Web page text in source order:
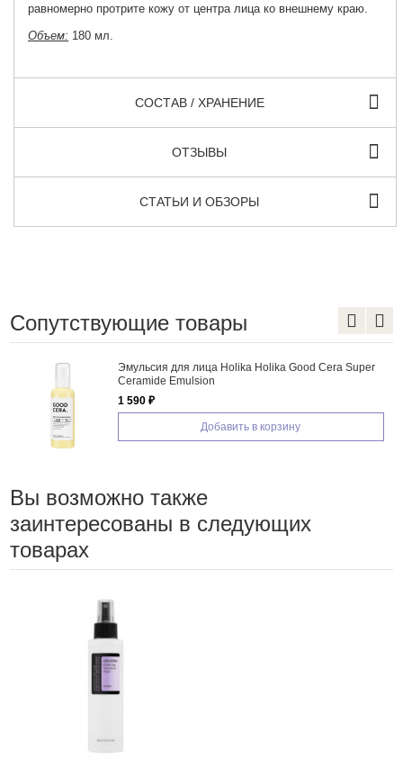
равномерно протрите кожу от центра лица ко внешнему краю.
Объем: 180 мл.
СОСТАВ / ХРАНЕНИЕ
ОТЗЫВЫ
СТАТЬИ И ОБЗОРЫ
Сопутствующие товары
Эмульсия для лица Holika Holika Good Cera Super
Ceramide Emulsion
1 590 ₽
Добавить в корзину
Вы возможно также
заинтересованы в следующих
товарах